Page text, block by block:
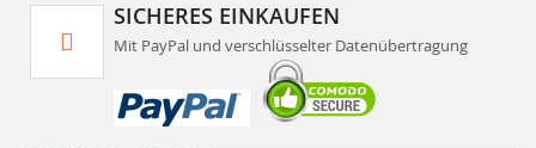
SICHERES EINKAUFEN
Mit PayPal und verschlüsselter Datenübertragung